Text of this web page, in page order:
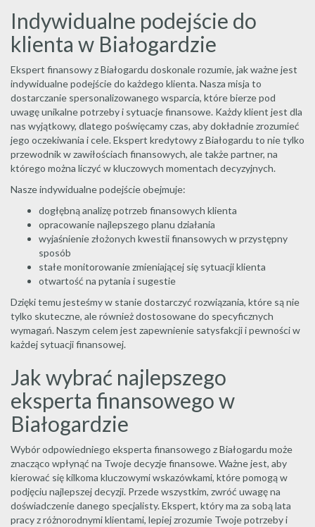
Indywidualne podejście do
klienta w Białogardzie
Ekspert finansowy z Białogardu doskonale rozumie, jak ważne jest
indywidualne podejście do każdego klienta. Nasza misja to
dostarczanie spersonalizowanego wsparcia, które bierze pod
uwagę unikalne potrzeby i sytuacje finansowe. Każdy klient jest dla
nas wyjątkowy, dlatego poświęcamy czas, aby dokładnie zrozumieć
jego oczekiwania i cele. Ekspert kredytowy z Białogardu to nie tylko
przewodnik w zawiłościach finansowych, ale także partner, na
którego można liczyć w kluczowych momentach decyzyjnych.
Nasze indywidualne podejście obejmuje:
dogłębną analizę potrzeb finansowych klienta
opracowanie najlepszego planu działania
wyjaśnienie złożonych kwestii finansowych w przystępny
sposób
stałe monitorowanie zmieniającej się sytuacji klienta
otwartość na pytania i sugestie
Dzięki temu jesteśmy w stanie dostarczyć rozwiązania, które są nie
tylko skuteczne, ale również dostosowane do specyficznych
wymagań. Naszym celem jest zapewnienie satysfakcji i pewności w
każdej sytuacji finansowej.
Jak wybrać najlepszego
eksperta finansowego w
Białogardzie
Wybór odpowiedniego eksperta finansowego z Białogardu może
znacząco wpłynąć na Twoje decyzje finansowe. Ważne jest, aby
kierować się kilkoma kluczowymi wskazówkami, które pomogą w
podjęciu najlepszej decyzji. Przede wszystkim, zwróć uwagę na
doświadczenie danego specjalisty. Ekspert, który ma za sobą lata
pracy z różnorodnymi klientami, lepiej zrozumie Twoje potrzeby i